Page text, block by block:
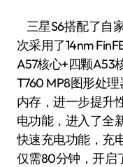
三星S6搭配了自
次采用了14nm
A57核心+四颗A53
T760 MP8图形处
内存，进一步提升
电功能，进入了全
快速充电功能，充
仅需80分钟，开启